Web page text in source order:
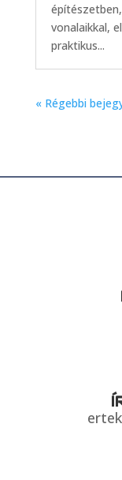
vonalaikkal,
praktikus...
« Régebbi